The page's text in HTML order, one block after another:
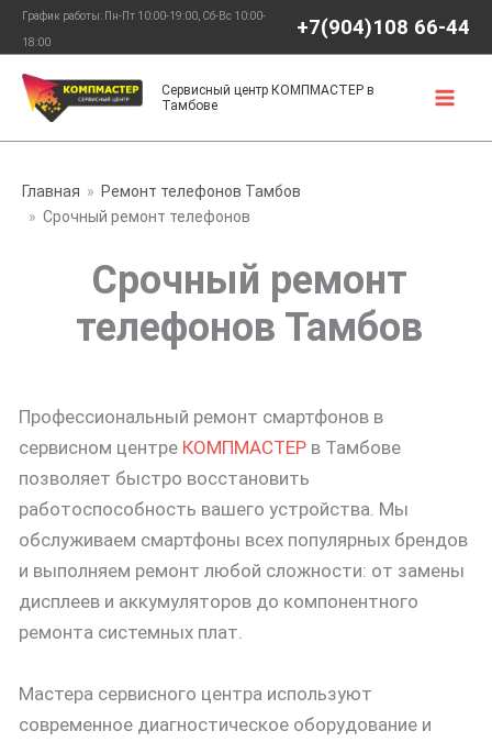
Перейти
содержимому
График работы: Пн-Пт 10:00-19:00, Сб-Вс 10:00-
18:00
+7(904)108 66-44
Сервисный центр КОМПМАСТЕР в
Тамбове
Главная
Ремонт телефонов Тамбов
Срочный ремонт телефонов
Срочный ремонт
телефонов Тамбов
Профессиональный ремонт смартфонов в
сервисном центре КОМПМАСТЕР в Тамбове
позволяет быстро восстановить
работоспособность вашего устройства. Мы
обслуживаем смартфоны всех популярных брендов
и выполняем ремонт любой сложности: от замены
дисплеев и аккумуляторов до компонентного
ремонта системных плат.
Мастера сервисного центра используют
современное диагностическое оборудование и